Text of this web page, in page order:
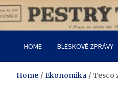
Skip
to
Pestrý
HOME BLESKOVÉ ZPRÁVY
Home Ekonomika Tesco